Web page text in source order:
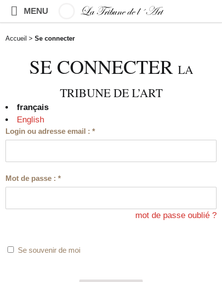
MENU
Accueil > Se connecter
SE CONNECTER LA
TRIBUNE DE L’ART
français
English
Login ou adresse email :*
Mot de passe :*
mot de passe oublié ?
Se souvenir de moi